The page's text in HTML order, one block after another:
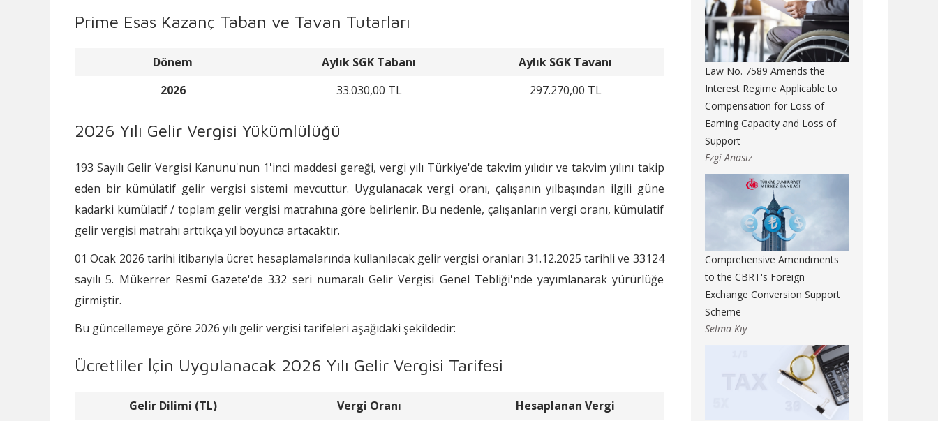
Prime Esas Kazanç Taban ve Tavan Tutarları
Dönem Aylık SGK Tabanı
Aylık SGK Tavanı
2026
33.030,00 TL 297.270,00 TL
2026 Yılı Gelir Vergisi Yükümlülüğü
193 Sayılı Gelir Vergisi Kanunu'nun 1'inci maddesi gereği, vergi yılı Türkiye'de takvim yılıdır ve takvim yılını takip
eden bir kümülatif gelir vergisi sistemi mevcuttur. Uygulanacak vergi oranı, çalışanın yılbaşından ilgili güne
kadarki kümülatif / toplam gelir vergisi matrahına göre belirlenir. Bu nedenle, çalışanların vergi oranı, kümülatif
gelir vergisi matrahı arttıkça yıl boyunca artacaktır.
01 Ocak 2026 tarihi itibarıyla ücret hesaplamalarında kullanılacak gelir vergisi oranları 31.12.2025 tarihli ve 33124
sayılı 5. Mükerrer Resmî Gazete'de 332 seri numaralı Gelir Vergisi Genel Tebliği'nde yayımlanarak yürürlüğe
girmiştir.
Bu güncellemeye göre 2026 yılı gelir vergisi tarifeleri aşağıdaki şekildedir:
Ücretliler İçin Uygulanacak 2026 Yılı Gelir Vergisi Tarifesi
Gelir Dilimi (TL) Vergi Oranı
Hesaplanan Vergi
Law No. 7589 Amends the
Interest Regime Applicable to
Compensation for Loss of
Earning Capacity and Loss of
Support
Ezgi Anasız
Comprehensive Amendments
to the CBRT's Foreign
Exchange Conversion Support
Scheme
Selma Kıy